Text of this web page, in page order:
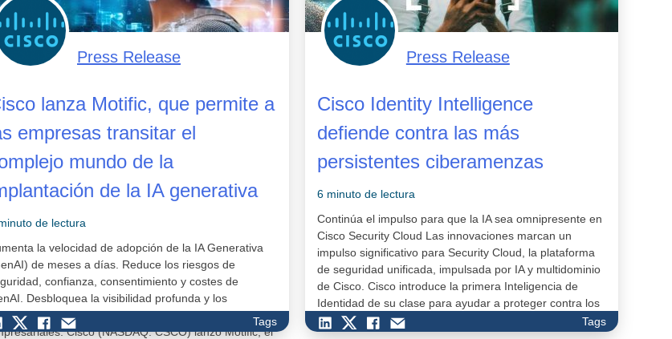
Press Release
lanza Motific, que permite a
empresas transitar el
mundo de la
de la IA generativa
de lectura
la velocidad de adopción de la IA Generativa
de meses a días. Reduce los riesgos de
confianza, consentimiento y costes de
Desbloquea la visibilidad profunda y los
sobre las métricas operativas y
Cisco (NASDAQ: CSCO) lanzó Motific, el
Tags
Press Release
Cisco Identity Intelligence
defiende contra las más
persistentes ciberamenzas
6 minuto de lectura
Continúa el impulso para que la IA sea omnipresente en
Cisco Security Cloud Las innovaciones marcan un
impulso significativo para Security Cloud, la plataforma
de seguridad unificada, impulsada por IA y multidominio
de Cisco. Cisco introduce la primera Inteligencia de
Identidad de su clase para ayudar a proteger contra los
ataques basados en la identid…
Tags